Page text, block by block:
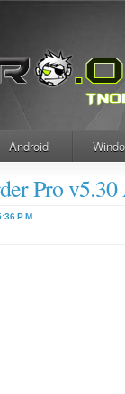
Android
Pro
P.M.